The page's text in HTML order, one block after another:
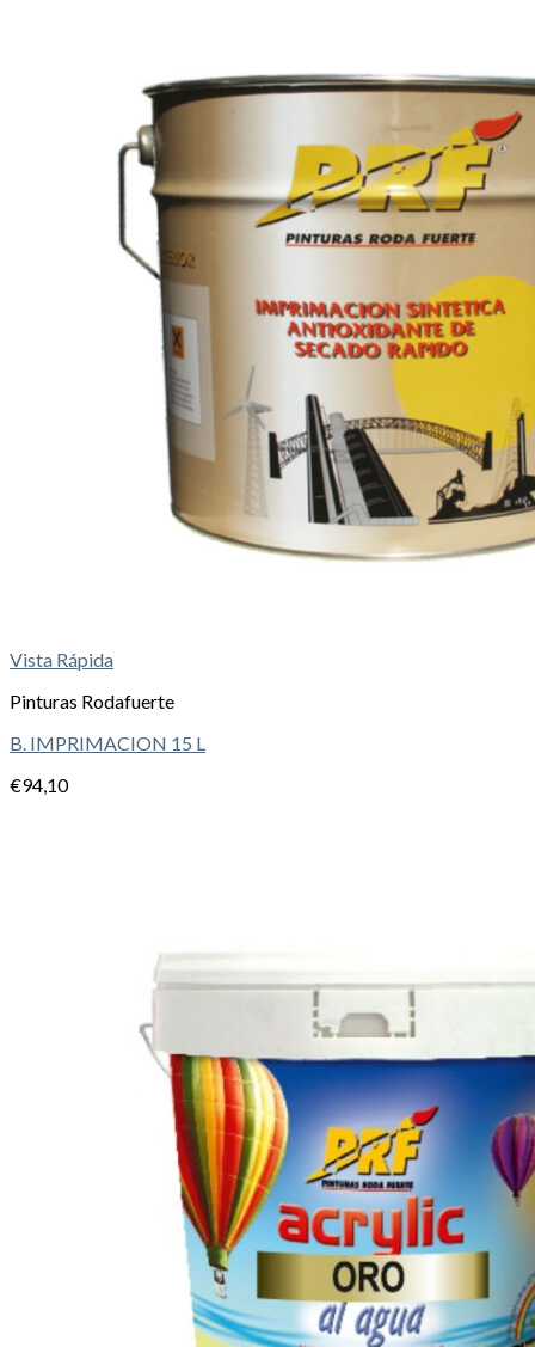
Vista Rápida
Pinturas Rodafuerte
B. IMPRIMACION 15 L
€94,10